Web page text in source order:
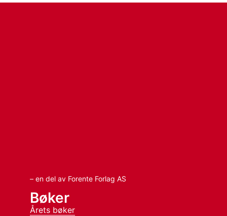
– en del av Forente Forlag AS
Bøker
Årets bøker